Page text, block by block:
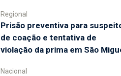
Regional
Prisão preventiva para
de coação e tentativa de
violação da prima em São
Nacional